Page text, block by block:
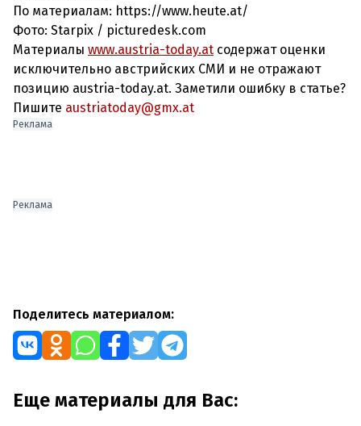
По материалам: https://www.heute.at/
Фото: Starpix / picturedesk.com
Материалы www.austria-today.at содержат оценки
исключительно австрийских СМИ и не отражают
позицию austria-today.at. Заметили ошибку в статье?
Пишите austriatoday@gmx.at
Реклама
Реклама
Поделитесь материалом:
Еще материалы для Вас: